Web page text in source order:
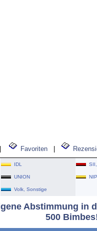
Favoriten
IDL
UNION NIP
Volk, Sonstige
Abstimmung in
500